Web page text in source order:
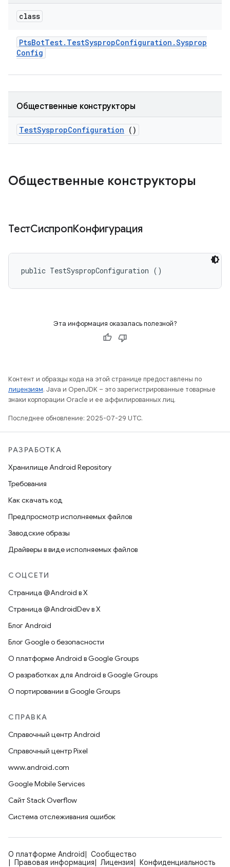
class
PtsBotTest. TestSyspropConfiguration .Sysprop
Config
Общественные конструкторы
TestSyspropConfiguration ()
Общественные конструкторы
ТестСиспропКонфигурация
public TestSyspropConfiguration ()
Эта информация оказалась полезной?
Контент и образцы кода на этой странице предоставлены по
лицензиям. Java и OpenJDK – это зарегистрированные товарные
знаки корпорации Oracle и ее аффилированных лиц.
Последнее обновление: 2025-07-29 UTC.
РАЗРАБОТКА
Хранилище Android Repository
Требования
Как скачать код
Предпросмотр исполняемых файлов
Заводские образы
Драйверы в виде исполняемых файлов
СОЦСЕТИ
Страница @Android в X
Страница @AndroidDev в X
Блог Android
Блог Google о безопасности
О платформе Android в Google Groups
О разработках для Android в Google Groups
О портировании в Google Groups
СПРАВКА
Справочный центр Android
Справочный центр Pixel
www.android.com
Google Mobile Services
Сайт Stack Overflow
Система отслеживания ошибок
О платформе Android
Сообщество
Правовая информация
Лицензия
Конфиденциальность